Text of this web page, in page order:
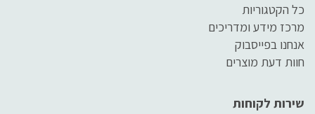
כל הקטגוריות
מרכז מידע ומדריכים
אנחנו בפייסבוק
חוות דעת מוצרים
שירות לקוחות